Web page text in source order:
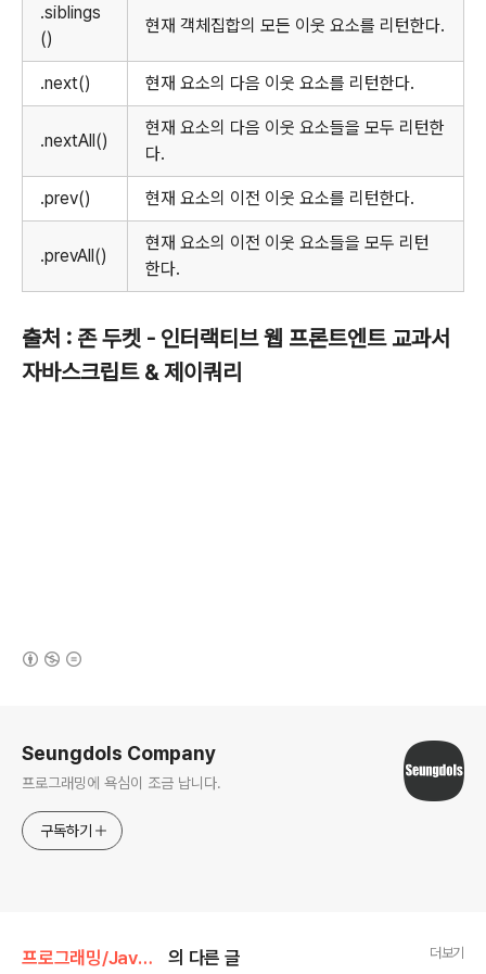
.siblings
()
현재 객체집합의 모든 이웃 요소를 리턴한다.
.next() 현재 요소의 다음 이웃 요소를 리턴한다.
.nextAll()
현재 요소의 다음 이웃 요소들을 모두 리턴한
다.
.prev() 현재 요소의 이전 이웃 요소를 리턴한다.
.prevAll()
현재 요소의 이전 이웃 요소들을 모두 리턴
한다.
출처 : 존 두켓 - 인터랙티브 웹 프론트엔트 교과서
자바스크립트 & 제이쿼리
Seungdols Company
프로그래밍에 욕심이 조금 납니다.
구독하기
프로그래밍/JavaScript 의 다른 글 더보기